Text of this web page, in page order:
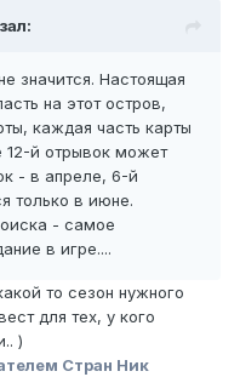
значится. Настоящая
на этот остров,
каждая часть карты
12-й отрывок может
- в апреле, 6-й
только в июне.
- самое
в игре....
то сезон нужного
для тех, у кого
)
Стран Ник